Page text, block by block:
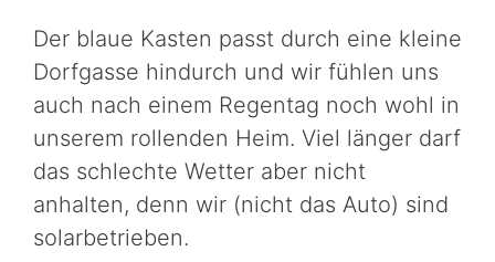
Der blaue Kasten passt durch eine kleine
Dorfgasse hindurch und wir fühlen uns
auch nach einem Regentag noch wohl in
unserem rollenden Heim. Viel länger darf
das schlechte Wetter aber nicht
anhalten, denn wir (nicht das Auto) sind
solarbetrieben.